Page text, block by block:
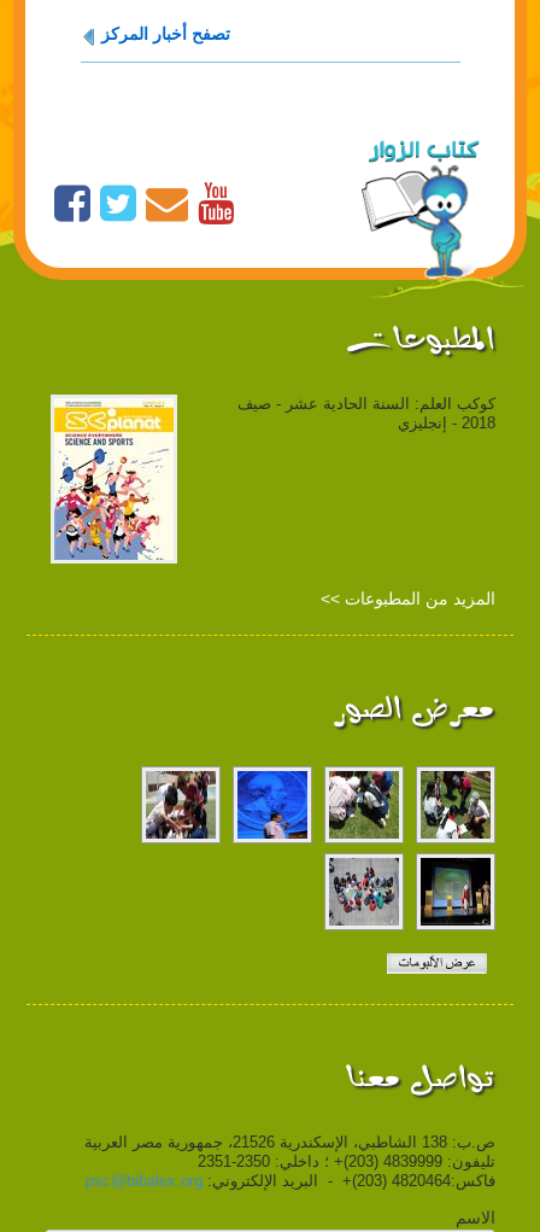
تصفح أخبار المركز
المطبوعات
كوكب العلم: السنة الحادية عشر - صيف
2018 - إنجليزي
المزيد من المطبوعات >>
معرض الصور
تواصل معنا
ص.ب: 138 الشاطبي، الإسكندرية 21526، جمهورية مصر العربية
تليفون: 4839999 (203)+ ؛ داخلي: 2350-2351
فاكس:4820464 (203)+ - البريد الإلكتروني:
psc@bibalex.org
الاسم